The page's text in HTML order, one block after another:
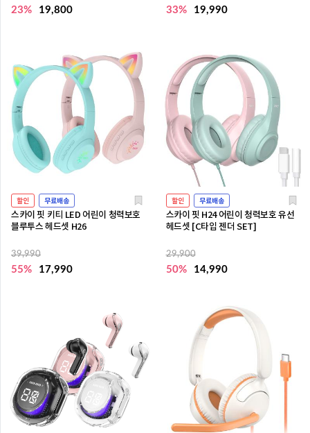
23% 19,800 33% 19,990
할인 무료배송
스카이 핏 키티 LED 어린이 청력보호
블루투스 헤드셋 H26
39,990
55% 17,990
할인 무료배송
스카이 핏 H24 어린이 청력보호 유선
헤드셋 [C타입 젠더 SET]
29,900
50% 14,990